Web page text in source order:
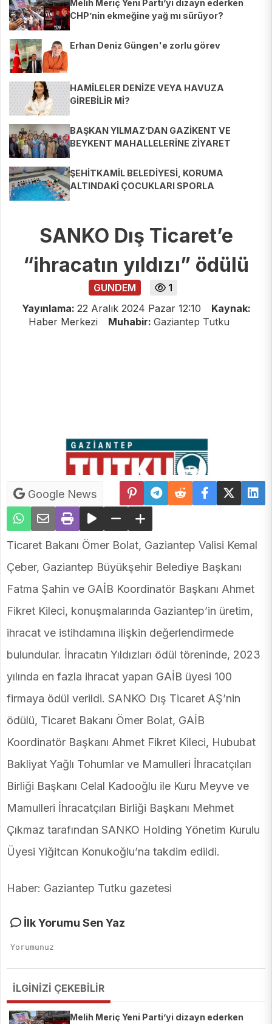
Melih Meriç Yeni Parti’yi dizayn ederken
CHP’nin ekmeğine yağ mı sürüyor?
Erhan Deniz Güngen'e zorlu görev
HAMİLELER DENİZE VEYA HAVUZA
GİREBİLİR Mİ?
BAŞKAN YILMAZ’DAN GAZİKENT VE
BEYKENT MAHALLELERİNE ZİYARET
ŞEHİTKAMİL BELEDİYESİ, KORUMA
ALTINDAKİ ÇOCUKLARI SPORLA
SANKO Dış Ticaret’e
“ihracatın yıldızı” ödülü
GUNDEM
1
Yayınlama: 22 Aralık 2024 Pazar 12:10
Kaynak:
Haber Merkezi
Muhabir: Gaziantep Tutku
Google News
Ticaret Bakanı Ömer Bolat, Gaziantep Valisi Kemal
Çeber, Gaziantep Büyükşehir Belediye Başkanı
Fatma Şahin ve GAİB Koordinatör Başkanı Ahmet
Fikret Kileci, konuşmalarında Gaziantep’in üretim,
ihracat ve istihdamına ilişkin değerlendirmede
bulundular. İhracatın Yıldızları ödül töreninde, 2023
yılında en fazla ihracat yapan GAİB üyesi 100
firmaya ödül verildi. SANKO Dış Ticaret AŞ’nin
ödülü, Ticaret Bakanı Ömer Bolat, GAİB
Koordinatör Başkanı Ahmet Fikret Kileci, Hububat
Bakliyat Yağlı Tohumlar ve Mamulleri İhracatçıları
Birliği Başkanı Celal Kadooğlu ile Kuru Meyve ve
Mamulleri İhracatçıları Birliği Başkanı Mehmet
Çıkmaz tarafından SANKO Holding Yönetim Kurulu
Üyesi Yiğitcan Konukoğlu’na takdim edildi.
Haber: Gaziantep Tutku gazetesi
İlk Yorumu Sen Yaz
İLGİNİZİ ÇEKEBİLİR
Melih Meriç Yeni Parti’yi dizayn ederken